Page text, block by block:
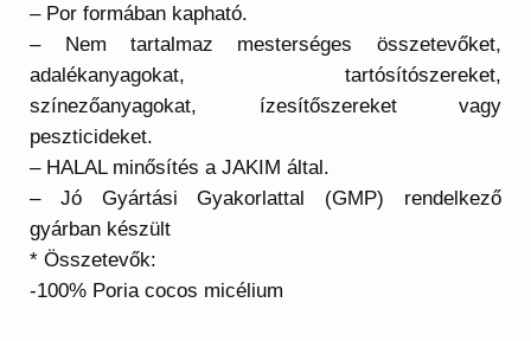
– Por formában kapható.
– Nem tartalmaz mesterséges összetevőket,
adalékanyagokat, tartósítószereket,
színezőanyagokat, ízesítőszereket vagy
peszticideket.
– HALAL minősítés a JAKIM által.
– Jó Gyártási Gyakorlattal (GMP) rendelkező
gyárban készült
* Összetevők:
-100% Poria cocos micélium